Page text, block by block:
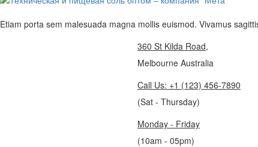
Etiam porta sem malesuada magna mollis euismod. Vivamus
360 St Kilda Road,
Melbourne Australia
Call Us: +1 (123) 456-7890
(Sat - Thursday)
Monday - Friday
(10am - 05pm)